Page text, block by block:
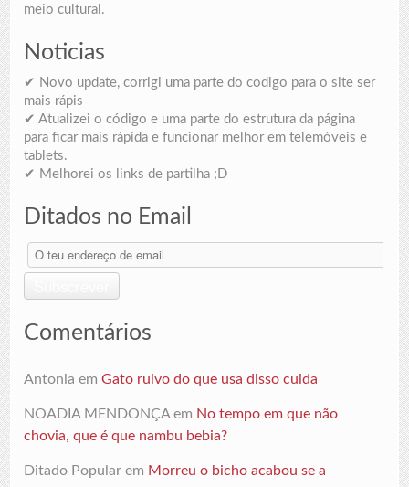
meio cultural.
Noticias
✔ Novo update, corrigi uma parte do codigo para o site ser
mais rápis
✔ Atualizei o código e uma parte do estrutura da página
para ficar mais rápida e funcionar melhor em telemóveis e
tablets.
✔ Melhorei os links de partilha ;D
Ditados no Email
O
teu
de
email
Comentários
Antonia emGato ruivo do que usa disso cuida
NOADIA MENDONÇA em No tempo em que não
chovia, que é que nambu bebia?
Ditado Popular em Morreu o bicho acabou se a